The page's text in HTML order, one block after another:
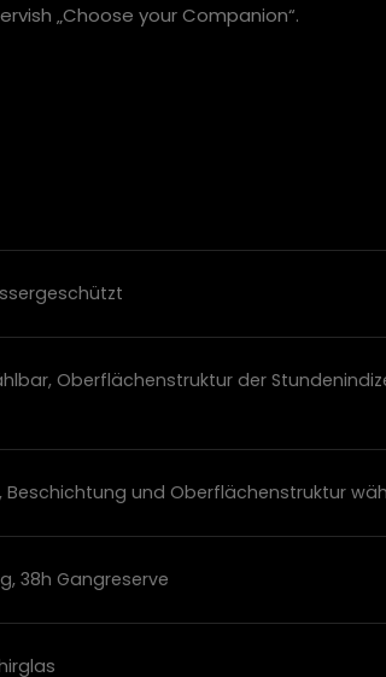
„Choose your Companion“.
Oberflächenstruktur der
und Oberflächenstruktur
38h Gangreserve